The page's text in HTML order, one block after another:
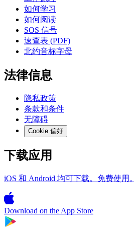
如何学习
如何阅读
SOS 信号
速查表 (PDF)
北约音标字母
法律信息
隐私政策
条款和条件
无障碍
Cookie 偏好
下载应用
iOS 和 Android 均可下载。免费使用。
Download on the App Store